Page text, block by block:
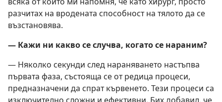
разчитах на вродената способност на тялото да се
възстановява.
— Кажи ни какво се случва, когато се нараним?
— Няколко секунди след нараняването настъпва
първата фаза, състояща се от редица процеси,
предназначени да спрат кървенето. Тези процеси са
изключително сложни и ефективни. Бих добавил, че